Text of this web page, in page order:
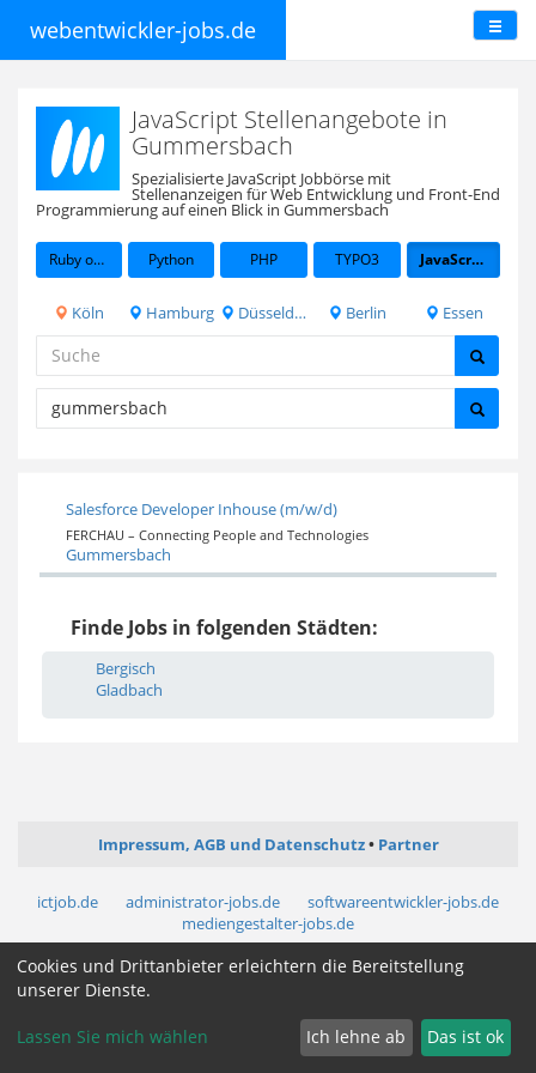
webentwickler-jobs.de
JavaScript Stellenangebote in
Gummersbach
Spezialisierte JavaScript Jobbörse mit
Stellenanzeigen für Web Entwicklung und Front-End
Programmierung auf einen Blick in Gummersbach
Ruby on Rails Python PHP TYPO3 JavaScript
Köln Hamburg Düsseldorf Berlin Essen
Salesforce Developer Inhouse (m/w/d)
FERCHAU – Connecting People and Technologies
Gummersbach
Finde Jobs in folgenden Städten:
Bergisch
Gladbach
Impressum, AGB und Datenschutz Partner
ictjob.de administrator-jobs.de
softwareentwickler-jobs.de
mediengestalter-jobs.de
Cookies und Drittanbieter erleichtern die Bereitstellung
unserer Dienste.
Lassen Sie mich wählen Ich lehne ab Das ist ok